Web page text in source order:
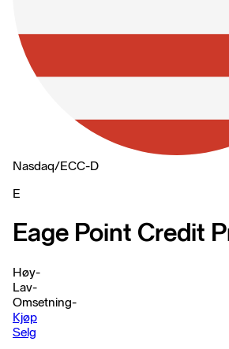
Nasdaq/ECC-D
E
Eage Point Credit
Høy-
Lav-
Omsetning-
Kjøp
Selg